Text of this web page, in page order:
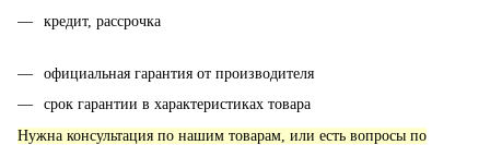
кредит, рассрочка
официальная гарантия от производителя
срок гарантии в характеристиках товара
Нужна консультация по нашим товарам, или есть вопросы по